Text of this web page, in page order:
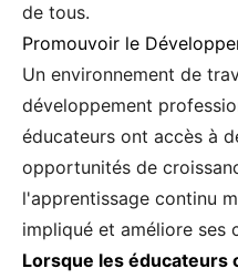
de tous.
Promouvoir le
Un environnement de
développement
éducateurs ont accès à
opportunités de
l'apprentissage continu
impliqué et améliore ses
Lorsque les éducateurs